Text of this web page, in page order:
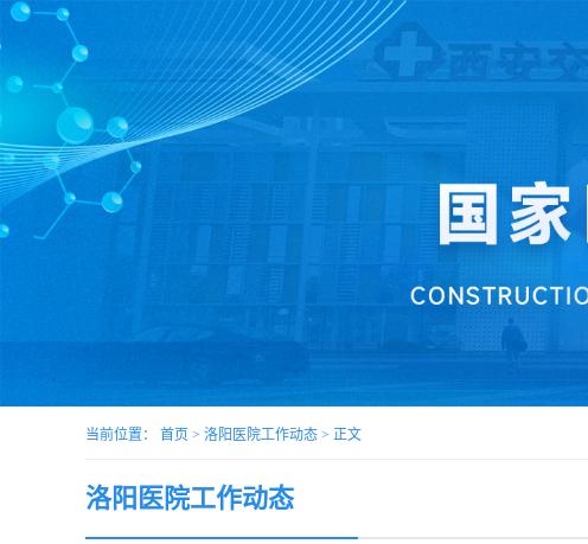
当前位置： 首页 > 洛阳医院工作动态 > 正文
洛阳医院工作动态